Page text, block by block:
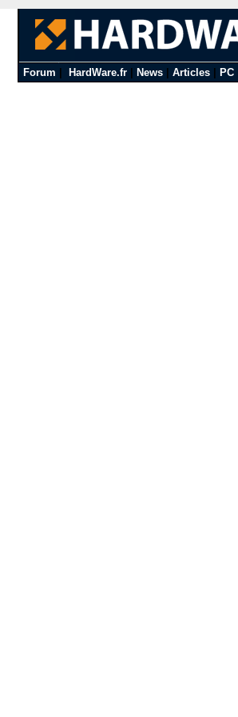
Forum HardWare.fr| News| Articles| PC|